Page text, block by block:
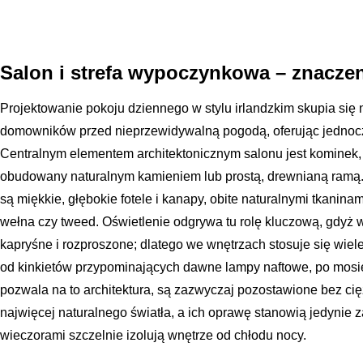
Salon i strefa wypoczynkowa –
Projektowanie pokoju dziennego w stylu irlandzkim skupia się
domowników przed nieprzewidywalną pogodą, oferując
Centralnym elementem architektonicznym salonu jest
obudowany naturalnym kamieniem lub prostą, drewnianą
są miękkie, głębokie fotele i kanapy, obite naturalnymi
wełna czy tweed. Oświetlenie odgrywa tu rolę kluczową, gdyż
kapryśne i rozproszone; dlatego we wnętrzach stosuje się
od kinkietów przypominających dawne lampy naftowe, po
pozwala na to architektura, są zazwyczaj pozostawione bez
najwięcej naturalnego światła, a ich oprawę stanowią jedynie
wieczorami szczelnie izolują wnętrze od chłodu nocy.